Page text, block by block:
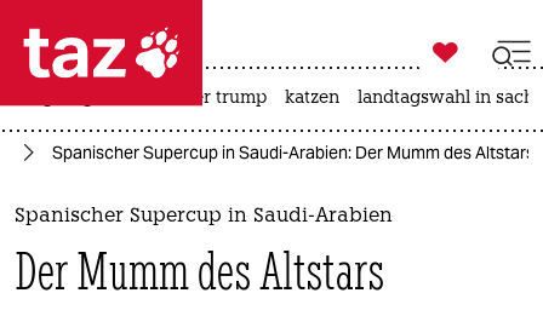
 taz zahl ich
taz zahl ich
themen
politik

taz zahl ich
usa unter trump katzen landtagswahl in
Spanischer Supercup in Saudi-Arabien: Der Mumm des Altstars
Spanischer Supercup in Saudi-Arabien
Der Mumm des Altstars